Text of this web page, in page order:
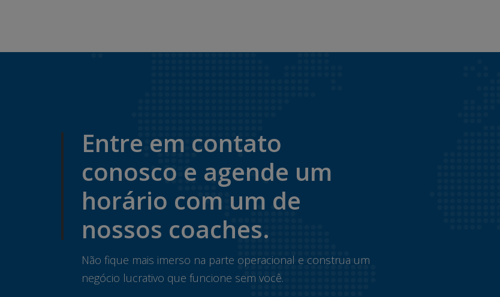
Entre em contato
conosco e agende um
horário com um de
nossos coaches.
Não fique mais imerso na parte operacional e construa um
negócio lucrativo que funcione sem você.